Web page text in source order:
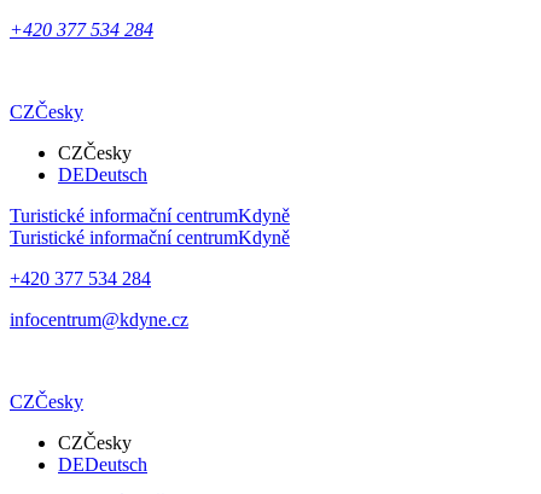
+420 377 534 284
CZČesky
CZČesky
DEDeutsch
Turistické informační centrumKdyně
Turistické informační centrumKdyně
+420 377 534 284
infocentrum@kdyne.cz
CZČesky
CZČesky
DEDeutsch